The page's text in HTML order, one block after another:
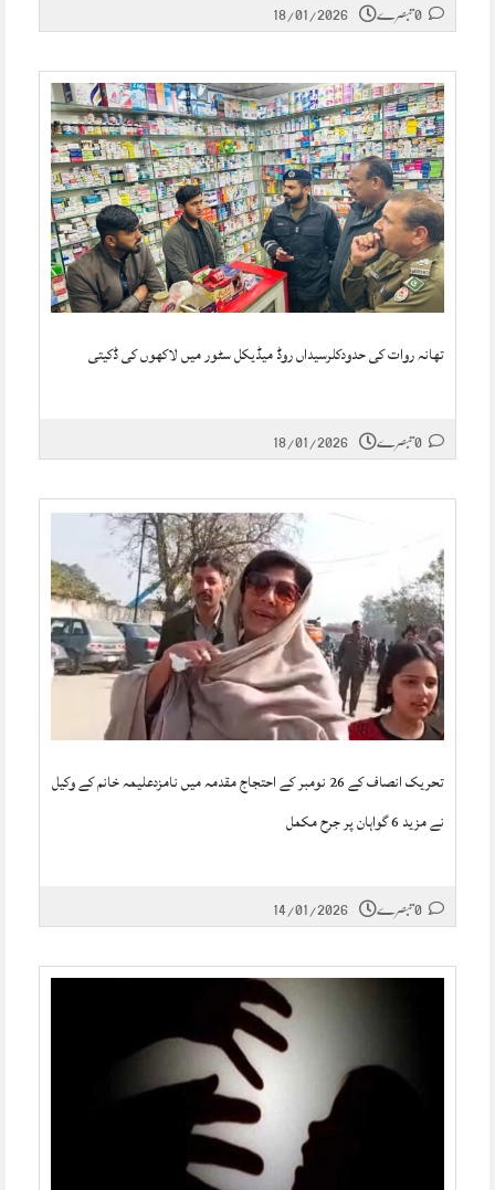
18/01/2026
تھانہ روات کی حدودکلرسیداں روڈ میڈیکل سٹور میں لاکھوں کی ڈکیتی
18/01/2026
تحریک انصاف کے 26 نومبر کے احتجاج مقدمہ میں نامزدعلیمہ خانم کے وکیل
نے مزید 6 گواہان پر جرح مکمل
14/01/2026